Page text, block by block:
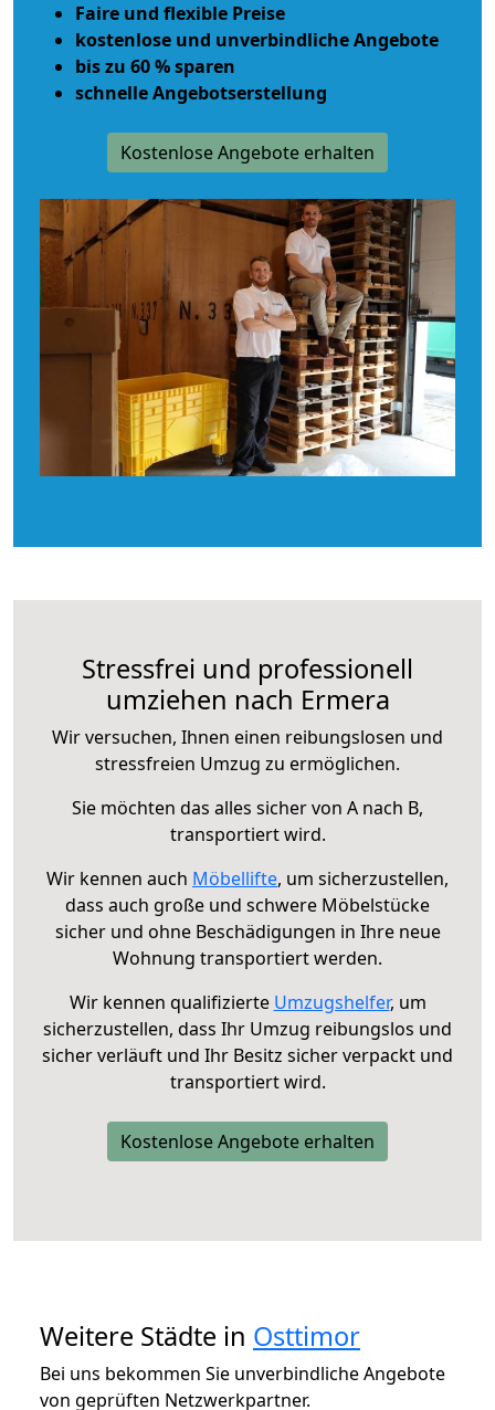
Faire und flexible Preise
kostenlose und unverbindliche Angebote
bis zu 60 % sparen
schnelle Angebotserstellung
Kostenlose Angebote erhalten
Stressfrei und professionell
umziehen nach Ermera
Wir versuchen, Ihnen einen reibungslosen und
stressfreien Umzug zu ermöglichen.
Sie möchten das alles sicher von A nach B,
transportiert wird.
Wir kennen auch Möbellifte, um sicherzustellen,
dass auch große und schwere Möbelstücke
sicher und ohne Beschädigungen in Ihre neue
Wohnung transportiert werden.
Wir kennen qualifizierte Umzugshelfer, um
sicherzustellen, dass Ihr Umzug reibungslos und
sicher verläuft und Ihr Besitz sicher verpackt und
transportiert wird.
Kostenlose Angebote erhalten
Weitere Städte in Osttimor
Bei uns bekommen Sie unverbindliche Angebote
von geprüften Netzwerkpartner.